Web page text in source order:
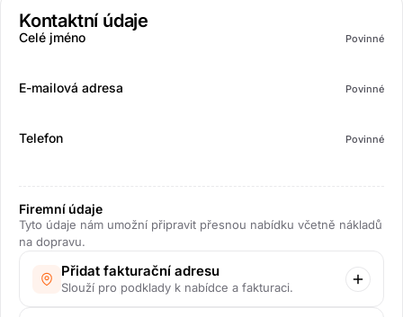
Kontaktní údaje
Celé jméno Povinné
E-mailová adresa Povinné
Telefon Povinné
Firemní údaje
Tyto údaje nám umožní připravit přesnou nabídku včetně nákladů
na dopravu.
Přidat fakturační adresu
Slouží pro podklady k nabídce a fakturaci.